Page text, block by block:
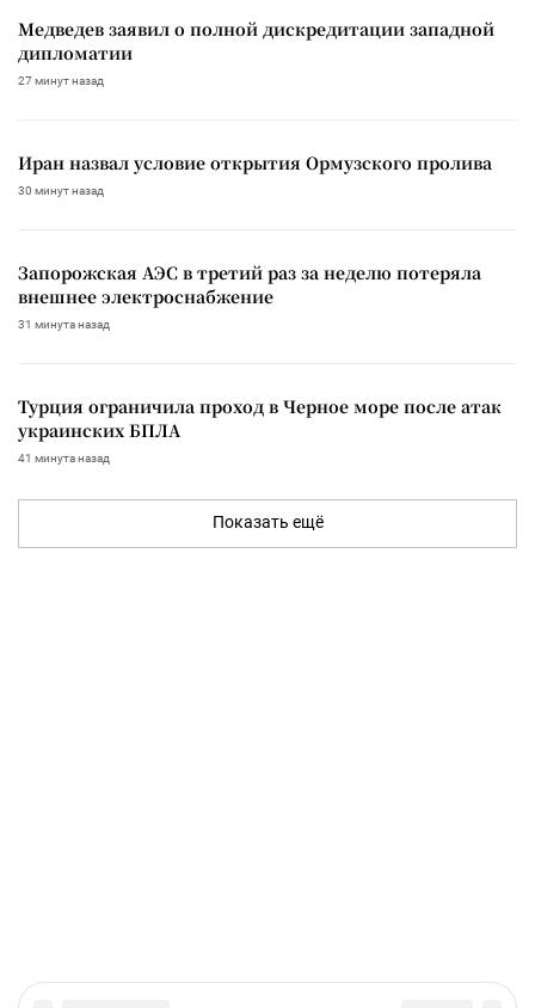
Медведев заявил о полной дискредитации западной
дипломатии
27 минут назад
Иран назвал условие открытия Ормузского пролива
30 минут назад
Запорожская АЭС в третий раз за неделю потеряла
внешнее электроснабжение
31 минута назад
Турция ограничила проход в Черное море после атак
украинских БПЛА
41 минута назад
Показать ещё